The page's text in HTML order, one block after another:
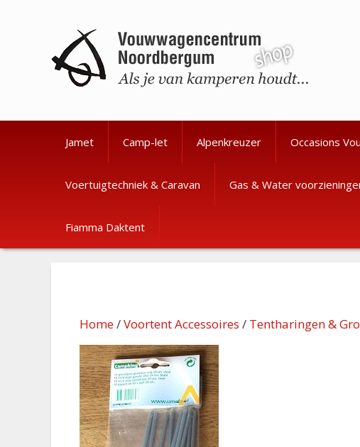
Jamet Camp-let Alpenkreuzer Occasions
Voertuigtechniek & Caravan Gas & Water
Fiamma Daktent
Home/Voortent Accessoires / Tentharingen &